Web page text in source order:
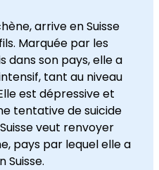
arrive en Suisse
Marquée par les
dans son pays, elle a
tant au niveau
est dépressive et
tentative de suicide
veut renvoyer
pays par lequel elle a
Suisse.